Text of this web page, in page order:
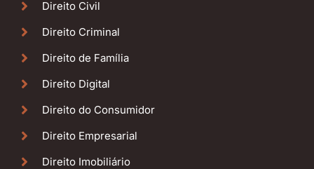
Direito Civil
Direito Criminal
Direito de Família
Direito Digital
Direito do Consumidor
Direito Empresarial
Direito Imobiliário